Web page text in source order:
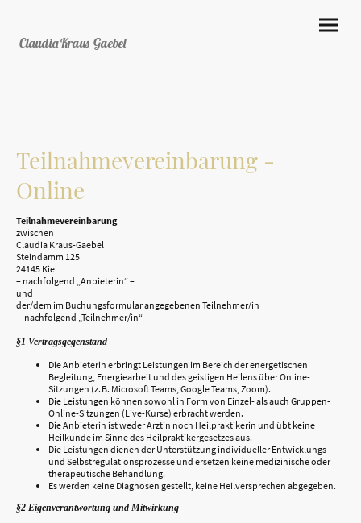
Claudia Kraus-Gaebel
Teilnahmevereinbarung -
Online
Teilnahmevereinbarung
zwischen
Claudia Kraus-Gaebel
Steindamm 125
24145 Kiel
– nachfolgend „Anbieterin“ –
und
der/dem im Buchungsformular angegebenen Teilnehmer/in
– nachfolgend „Teilnehmer/in“ –
§1 Vertragsgegenstand
Die Anbieterin erbringt Leistungen im Bereich der energetischen
Begleitung, Energiearbeit und des geistigen Heilens über Online-
Sitzungen (z. B. Microsoft Teams, Google Teams, Zoom).
Die Leistungen können sowohl in Form von Einzel- als auch Gruppen-
Online-Sitzungen (Live-Kurse) erbracht werden.
Die Anbieterin ist weder Ärztin noch Heilpraktikerin und übt keine
Heilkunde im Sinne des Heilpraktikergesetzes aus.
Die Leistungen dienen der Unterstützung individueller Entwicklungs-
und Selbstregulationsprozesse und ersetzen keine medizinische oder
therapeutische Behandlung.
Es werden keine Diagnosen gestellt, keine Heilversprechen abgegeben.
§2 Eigenverantwortung und Mitwirkung